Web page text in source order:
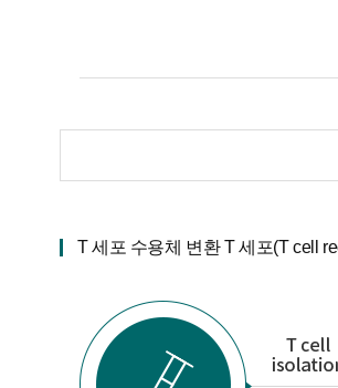
T 세포 수용체 변환 T 세포(T cell